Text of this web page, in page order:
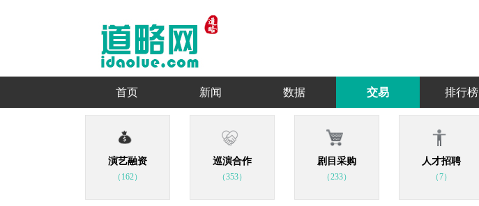
首页 新闻 数据 交易 排行榜
演艺融资
（162）
巡演合作
（353）
剧目采购
（233）
人才招聘
（7）